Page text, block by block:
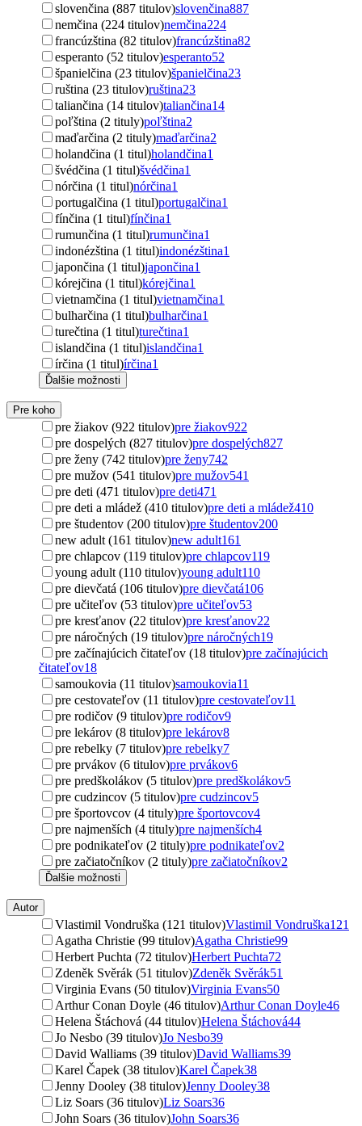
slovenčina (887 titulov)slovenčina887
nemčina (224 titulov)nemčina224
francúzština (82 titulov)francúzština82
esperanto (52 titulov)esperanto52
španielčina (23 titulov)španielčina23
ruština (23 titulov)ruština23
taliančina (14 titulov)taliančina14
poľština (2 tituly)poľština2
maďarčina (2 tituly)maďarčina2
holandčina (1 titul)holandčina1
švédčina (1 titul)švédčina1
nórčina (1 titul)nórčina1
portugalčina (1 titul)portugalčina1
fínčina (1 titul)fínčina1
rumunčina (1 titul)rumunčina1
indonézština (1 titul)indonézština1
japončina (1 titul)japončina1
kórejčina (1 titul)kórejčina1
vietnamčina (1 titul)vietnamčina1
bulharčina (1 titul)bulharčina1
turečtina (1 titul)turečtina1
islandčina (1 titul)islandčina1
írčina (1 titul)írčina1
Ďalšie možnosti
Pre koho
pre žiakov (922 titulov)pre žiakov922
pre dospelých (827 titulov)pre dospelých827
pre ženy (742 titulov)pre ženy742
pre mužov (541 titulov)pre mužov541
pre deti (471 titulov)pre deti471
pre deti a mládež (410 titulov)pre deti a mládež410
pre študentov (200 titulov)pre študentov200
new adult (161 titulov)new adult161
pre chlapcov (119 titulov)pre chlapcov119
young adult (110 titulov)young adult110
pre dievčatá (106 titulov)pre dievčatá106
pre učiteľov (53 titulov)pre učiteľov53
pre kresťanov (22 titulov)pre kresťanov22
pre náročných (19 titulov)pre náročných19
pre začínajúcich čitateľov (18 titulov)pre začínajúcich
čitateľov18
samoukovia (11 titulov)samoukovia11
pre cestovateľov (11 titulov)pre cestovateľov11
pre rodičov (9 titulov)pre rodičov9
pre lekárov (8 titulov)pre lekárov8
pre rebelky (7 titulov)pre rebelky7
pre prvákov (6 titulov)pre prvákov6
pre predškolákov (5 titulov)pre predškolákov5
pre cudzincov (5 titulov)pre cudzincov5
pre športovcov (4 tituly)pre športovcov4
pre najmenších (4 tituly)pre najmenších4
pre podnikateľov (2 tituly)pre podnikateľov2
pre začiatočníkov (2 tituly)pre začiatočníkov2
Ďalšie možnosti
Autor
Vlastimil Vondruška (121 titulov)Vlastimil Vondruška121
Agatha Christie (99 titulov)Agatha Christie99
Herbert Puchta (72 titulov)Herbert Puchta72
Zdeněk Svěrák (51 titulov)Zdeněk Svěrák51
Virginia Evans (50 titulov)Virginia Evans50
Arthur Conan Doyle (46 titulov)Arthur Conan Doyle46
Helena Štáchová (44 titulov)Helena Štáchová44
Jo Nesbo (39 titulov)Jo Nesbo39
David Walliams (39 titulov)David Walliams39
Karel Čapek (38 titulov)Karel Čapek38
Jenny Dooley (38 titulov)Jenny Dooley38
Liz Soars (36 titulov)Liz Soars36
John Soars (36 titulov)John Soars36